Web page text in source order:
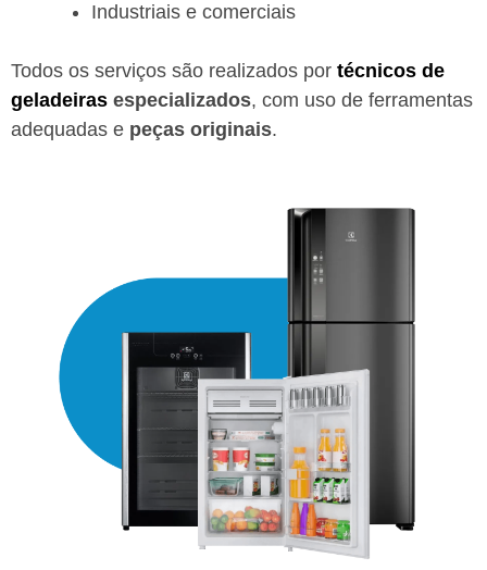
Industriais e comerciais
Todos os serviços são realizados por técnicos de
geladeiras especializados, com uso de ferramentas
adequadas e peças originais.